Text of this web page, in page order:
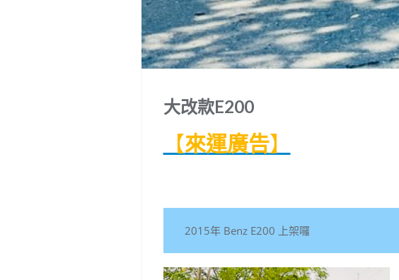
大改款E200
【來運廣告】
2015年 Benz E200 上架囉